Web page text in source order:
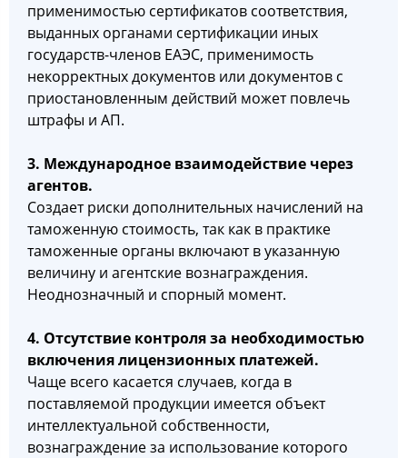
применимостью сертификатов соответствия,
выданных органами сертификации иных
государств-членов ЕАЭС, применимость
некорректных документов или документов с
приостановленным действий может повлечь
штрафы и АП.
3. Международное взаимодействие через
агентов.
Создает риски дополнительных начислений на
таможенную стоимость, так как в практике
таможенные органы включают в указанную
величину и агентские вознаграждения.
Неоднозначный и спорный момент.
4. Отсутствие контроля за необходимостью
включения лицензионных платежей.
Чаще всего касается случаев, когда в
поставляемой продукции имеется объект
интеллектуальной собственности,
вознаграждение за использование которого